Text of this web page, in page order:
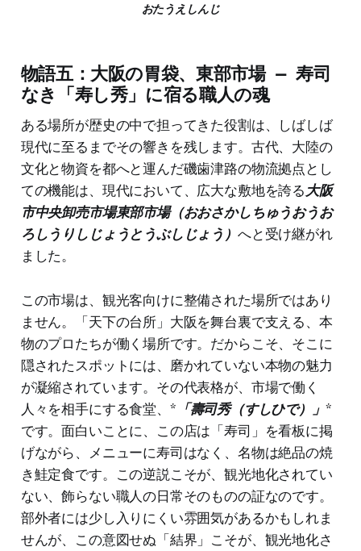
おたうえしんじ
物語五：大阪の胃袋、東部市場 — 寿司
なき「寿し秀」に宿る職人の魂
ある場所が歴史の中で担ってきた役割は、しばしば
現代に至るまでその響きを残します。古代、大陸の
文化と物資を都へと運んだ磯歯津路の物流拠点とし
ての機能は、現代において、広大な敷地を誇る大阪
市中央卸売市場東部市場（おおさかしちゅうおうお
ろしうりしじょうとうぶしじょう） へと受け継がれ
ました。
この市場は、観光客向けに整備された場所ではあり
ません。「天下の台所」大阪を舞台裏で支える、本
物のプロたちが働く場所です。だからこそ、そこに
隠されたスポットには、磨かれていない本物の魅力
が凝縮されています。その代表格が、市場で働く
人々を相手にする食堂、* 「壽司秀（すしひで）」 *
です。面白いことに、この店は「寿司」を看板に掲
げながら、メニューに寿司はなく、名物は絶品の焼
き鮭定食です。この逆説こそが、観光地化されてい
ない、飾らない職人の日常そのものの証なのです。
部外者には少し入りにくい雰囲気があるかもしれま
せんが、この意図せぬ「結界」こそが、観光地化さ